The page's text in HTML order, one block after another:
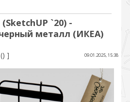
`20) -
металл (ИКЕА)
() ] 09.01.2025, 15:38